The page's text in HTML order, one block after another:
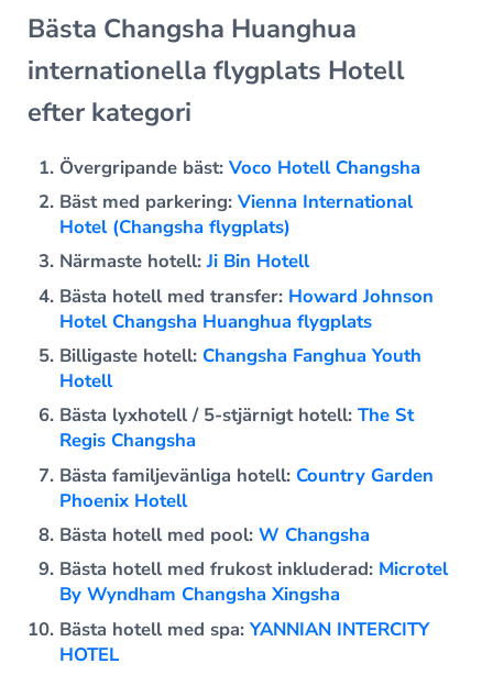
Bästa Changsha Huanghua
internationella flygplats Hotell
efter kategori
Övergripande bäst:Voco Hotell Changsha
Bäst med parkering:Vienna International
Hotel (Changsha flygplats)
Närmaste hotell:Ji Bin Hotell
Bästa hotell med transfer: Howard Johnson
Hotel Changsha Huanghua flygplats
Billigaste hotell: Changsha Fanghua Youth
Hotell
Bästa lyxhotell / 5-stjärnigt hotell:The St
Regis Changsha
Bästa familjevänliga hotell: Country Garden
Phoenix Hotell
Bästa hotell med pool:W Changsha
Bästa hotell med frukost inkluderad: Microtel
By Wyndham Changsha Xingsha
Bästa hotell med spa:YANNIAN INTERCITY
HOTEL